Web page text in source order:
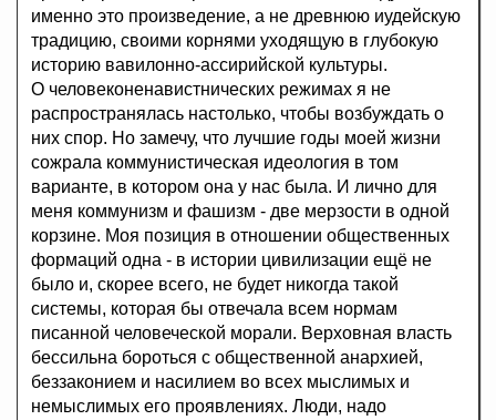
именно это произведение, а не древнюю иудейскую
традицию, своими корнями уходящую в глубокую
историю вавилонно-ассирийской культуры.
О человеконенавистнических режимах я не
распространялась настолько, чтобы возбуждать о
них спор. Но замечу, что лучшие годы моей жизни
сожрала коммунистическая идеология в том
варианте, в котором она у нас была. И лично для
меня коммунизм и фашизм - две мерзости в одной
корзине. Моя позиция в отношении общественных
формаций одна - в истории цивилизации ещё не
было и, скорее всего, не будет никогда такой
системы, которая бы отвечала всем нормам
писанной человеческой морали. Верховная власть
бессильна бороться с общественной анархией,
беззаконием и насилием во всех мыслимых и
немыслимых его проявлениях. Люди, надо